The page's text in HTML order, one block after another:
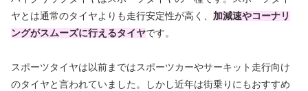
ヤとは通常のタイヤよりも走行安定性が高く、 加減速やコーナリ
ングがスムーズに行えるタイヤです。
スポーツタイヤは以前まではスポーツカーやサーキット走行向け
のタイヤと言われていました。しかし近年は街乗りにもおすすめ